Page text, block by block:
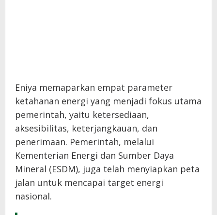
Eniya memaparkan empat parameter
ketahanan energi yang menjadi fokus utama
pemerintah, yaitu ketersediaan,
aksesibilitas, keterjangkauan, dan
penerimaan. Pemerintah, melalui
Kementerian Energi dan Sumber Daya
Mineral (ESDM), juga telah menyiapkan peta
jalan untuk mencapai target energi
nasional.